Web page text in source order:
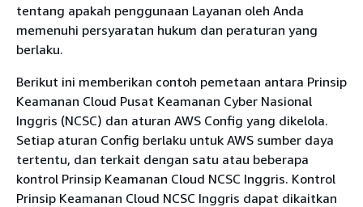
tentang apakah penggunaan Layanan oleh Anda
memenuhi persyaratan hukum dan peraturan yang
berlaku.
Berikut ini memberikan contoh pemetaan antara Prinsip
Keamanan Cloud Pusat Keamanan Cyber Nasional
Inggris (NCSC) dan aturan AWS Config yang dikelola.
Setiap aturan Config berlaku untuk AWS sumber daya
tertentu, dan terkait dengan satu atau beberapa
kontrol Prinsip Keamanan Cloud NCSC Inggris. Kontrol
Prinsip Keamanan Cloud NCSC Inggris dapat dikaitkan